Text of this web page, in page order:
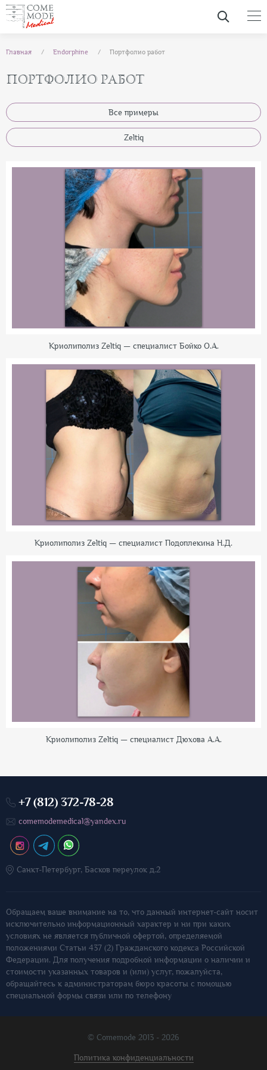
Главная Endorphine Портфолио работ
ПОРТФОЛИО РАБОТ
Все примеры
Zeltiq
Криолиполиз Zeltiq — специалист Бойко О.А.
Криолиполиз Zeltiq — специалист Подоплекина Н.Д.
Криолиполиз Zeltiq — специалист Дюхова А.А.
+7 (812) 372-78-28
comemodemedical@yandex.ru
Санкт-Петербург, Басков переулок д.2
Обращаем ваше внимание на то, что данный интернет-сайт носит
исключительно информационный характер и ни при каких
условиях не является публичной офертой, определяемой
положениями Статьи 437 (2) Гражданского кодекса Российской
Федерации. Для получения подробной информации о наличии и
стоимости указанных товаров и (или) услуг, пожалуйста,
обращайтесь к администраторам бюро красоты с помощью
специальной формы связи или по телефону
© Comemode 2013 - 2026
Политика конфиденциальности